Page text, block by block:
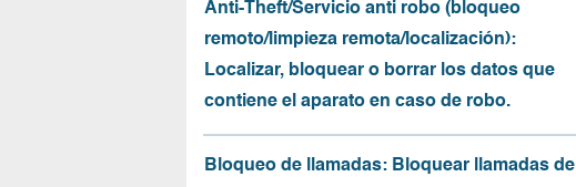
Anti-Theft/Servicio anti robo (bloqueo
remoto/limpieza remota/localización):
Localizar, bloquear o borrar los datos que
contiene el aparato en caso de robo.
Bloqueo de llamadas: Bloquear llamadas de